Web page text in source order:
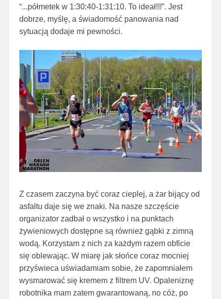
“...półmetek w 1:30:40-1:31:10. To ideał!!!”. Jest
dobrze, myślę, a świadomość panowania nad
sytuacją dodaje mi pewności.
Z czasem zaczyna być coraz cieplej, a żar bijący od
asfaltu daje się we znaki. Na nasze szczęście
organizator zadbał o wszystko i na punktach
żywieniowych dostępne są również gąbki z zimną
wodą. Korzystam z nich za każdym razem obficie
się oblewając. W miarę jak słońce coraz mocniej
przyświeca uświadamiam sobie, że zapomniałem
wysmarować się kremem z filtrem UV. Opaleniznę
robotnika mam zatem gwarantowaną, no cóż, po